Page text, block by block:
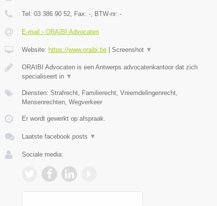
Tel: 03 386 90 52 , Fax: - , BTW-nr: -
E-mail › ORAIBI Advocaten
Website: https://www.oraibi.be | Screenshot ▼
ORAIBI Advocaten is een Antwerps advocatenkantoor dat zich
specialiseert in ▼
Diensten: Strafrecht, Familierecht, Vreemdelingenrecht,
Mensenrechten, Wegverkeer
Er wordt gewerkt op afspraak.
Laatste facebook posts ▼
Sociale media: